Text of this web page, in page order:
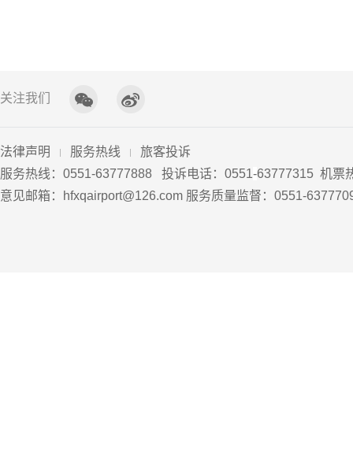
关注我们
法律声明 服务热线
旅客投诉
服务热线：0551-63777888 投诉电话：0551-63777315 机票
意见邮箱：hfxqairport@126.com 服务质量监督：0551-